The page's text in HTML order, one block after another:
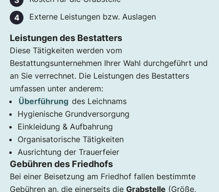
Externe Leistungen bzw. Auslagen
Leistungen des Bestatters
Diese Tätigkeiten werden vom
Bestattungsunternehmen Ihrer Wahl durchgeführt und
an Sie verrechnet. Die Leistungen des Bestatters
umfassen unter anderem:
Überführung des Leichnams
Hygienische Grundversorgung
Einkleidung & Aufbahrung
Organisatorische Tätigkeiten
Ausrichtung der Trauerfeier
Gebühren des Friedhofs
Bei einer Beisetzung am Friedhof fallen bestimmte
Gebühren an, die einerseits die Grabstelle (Größe,